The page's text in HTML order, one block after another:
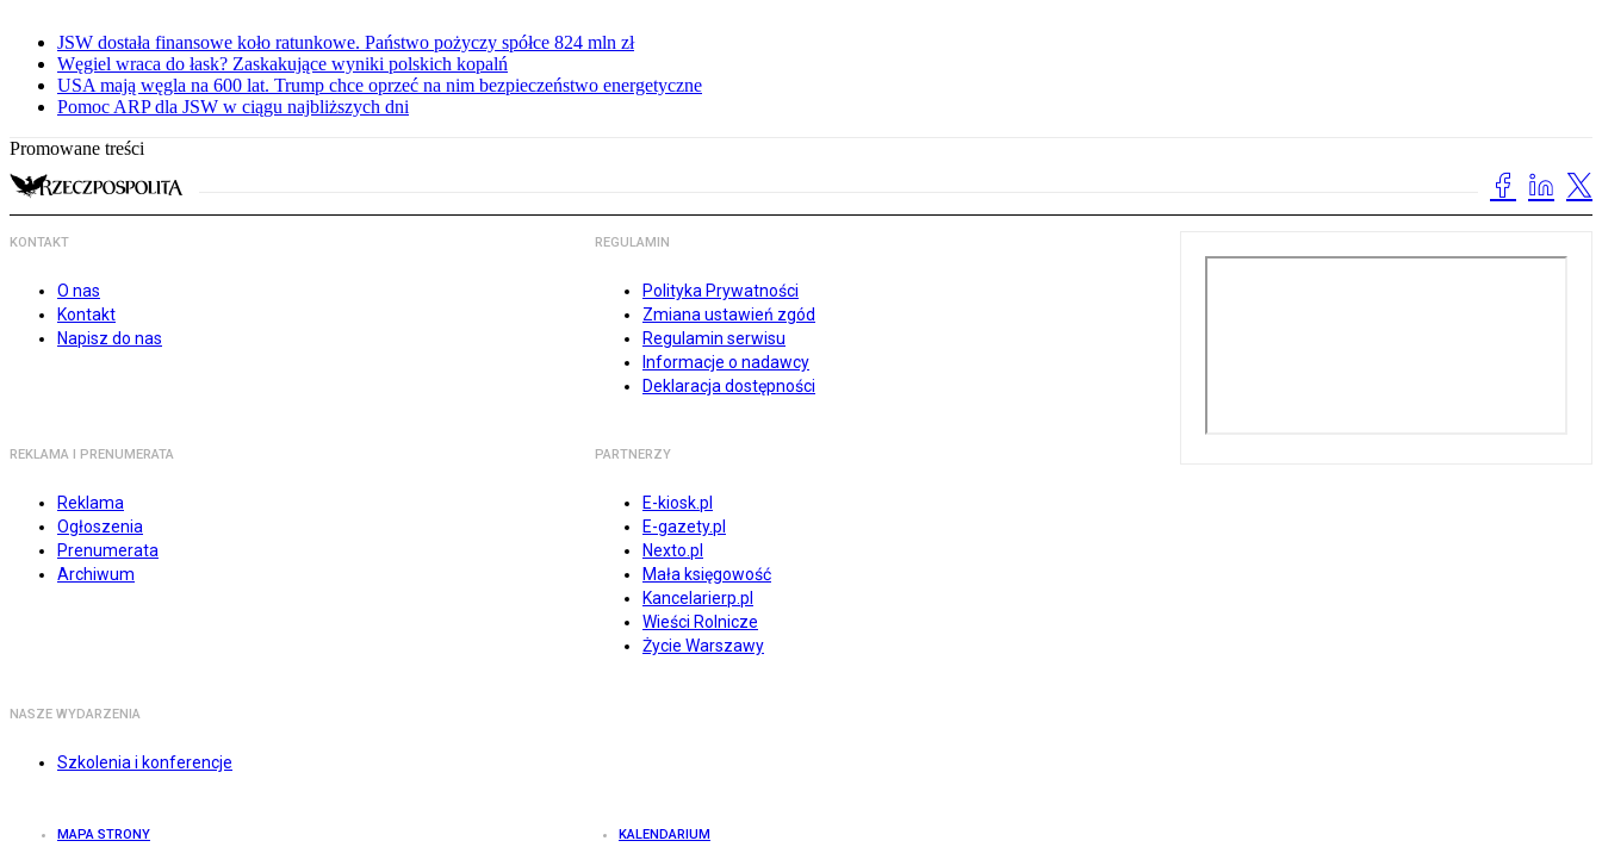
JSW dostała finansowe koło ratunkowe. Państwo pożyczy spółce 824 mln zł
Węgiel wraca do łask? Zaskakujące wyniki polskich kopalń
USA mają węgla na 600 lat. Trump chce oprzeć na nim bezpieczeństwo energetyczne
Pomoc ARP dla JSW w ciągu najbliższych dni
Promowane treści
KONTAKT
O nas
Kontakt
Napisz do nas
REGULAMIN
Polityka Prywatności
Zmiana ustawień zgód
Regulamin serwisu
Informacje o nadawcy
Deklaracja dostępności
REKLAMA I PRENUMERATA
Reklama
Ogłoszenia
Prenumerata
Archiwum
PARTNERZY
E-kiosk.pl
E-gazety.pl
Nexto.pl
Mała księgowość
Kancelarierp.pl
Wieści Rolnicze
Życie Warszawy
NASZE WYDARZENIA
Szkolenia i konferencje
MAPA STRONY KALENDARIUM